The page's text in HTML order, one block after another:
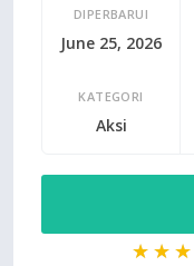
DIPERBARUI
June 25, 2026
KATEGORI
Aksi